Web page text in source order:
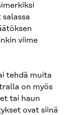
viime
tehdä muita
on myös
tai haun
ovat siinä